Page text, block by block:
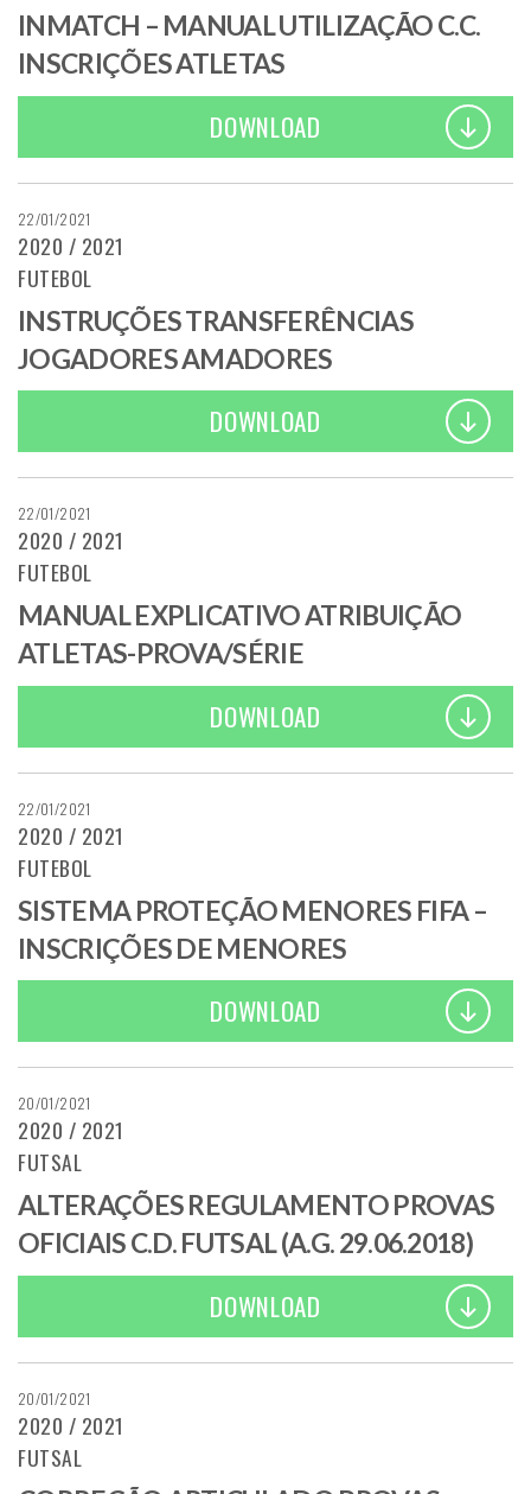
INMATCH – MANUAL UTILIZAÇÃO C.C.
INSCRIÇÕES ATLETAS
DOWNLOAD
22/01/2021
2020 / 2021
FUTEBOL
INSTRUÇÕES TRANSFERÊNCIAS
JOGADORES AMADORES
DOWNLOAD
22/01/2021
2020 / 2021
FUTEBOL
MANUAL EXPLICATIVO ATRIBUIÇÃO
ATLETAS-PROVA/SÉRIE
DOWNLOAD
22/01/2021
2020 / 2021
FUTEBOL
SISTEMA PROTEÇÃO MENORES FIFA –
INSCRIÇÕES DE MENORES
DOWNLOAD
20/01/2021
2020 / 2021
FUTSAL
ALTERAÇÕES REGULAMENTO PROVAS
OFICIAIS C.D. FUTSAL (A.G. 29.06.2018)
DOWNLOAD
20/01/2021
2020 / 2021
FUTSAL